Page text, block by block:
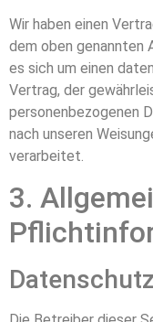
Wir haben einen
dem oben genannten
es sich um einen
Vertrag, der
personenbezogenen
nach unseren
verarbeitet.
3.
Datenschutz